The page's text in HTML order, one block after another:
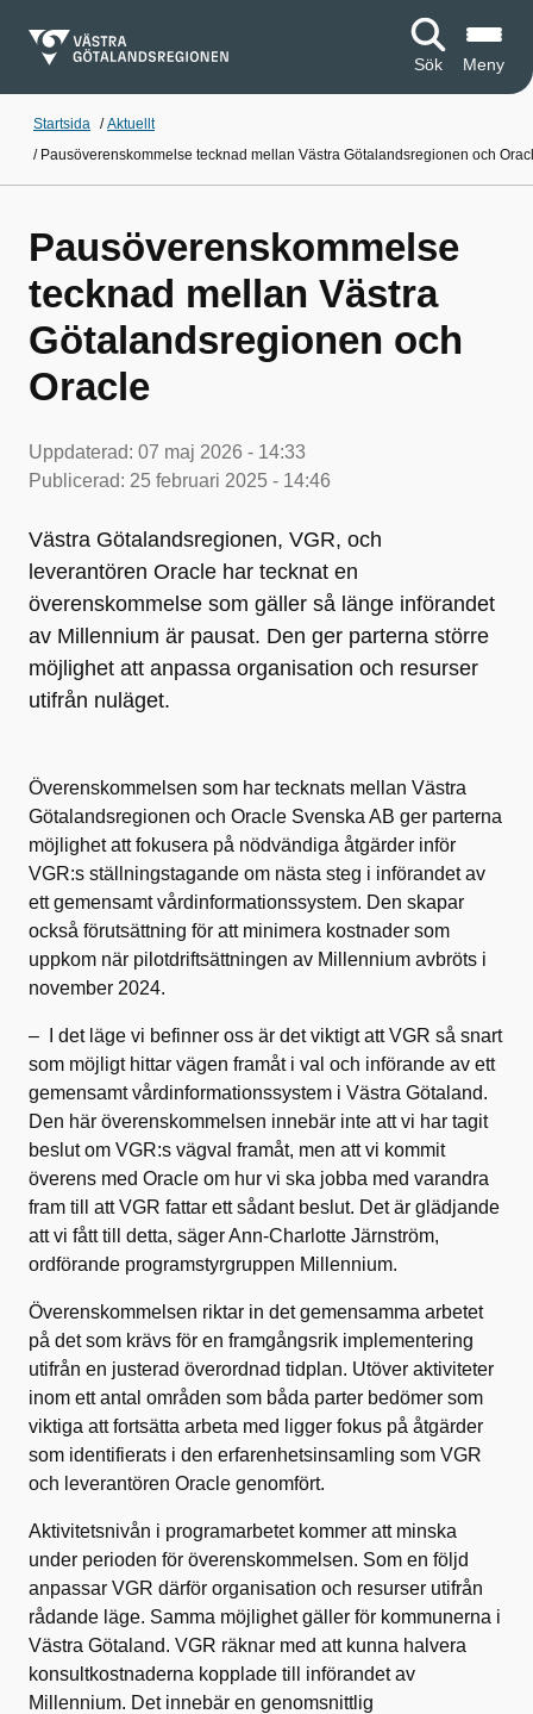
Sök Meny
Startsida /Aktuellt
/ Pausöverenskommelse tecknad mellan Västra Götalandsregionen och
Pausöverenskommelse
tecknad mellan Västra
Götalandsregionen och
Oracle
Uppdaterad: 07 maj 2026 - 14:33
Publicerad: 25 februari 2025 - 14:46
Västra Götalandsregionen, VGR, och
leverantören Oracle har tecknat en
överenskommelse som gäller så länge införandet
av Millennium är pausat. Den ger parterna större
möjlighet att anpassa organisation och resurser
utifrån nuläget.
Överenskommelsen som har tecknats mellan Västra
Götalandsregionen och Oracle Svenska AB ger parterna
möjlighet att fokusera på nödvändiga åtgärder inför
VGR:s ställningstagande om nästa steg i införandet av
ett gemensamt vårdinformationssystem. Den skapar
också förutsättning för att minimera kostnader som
uppkom när pilotdriftsättningen av Millennium avbröts i
november 2024.
– I det läge vi befinner oss är det viktigt att VGR så snart
som möjligt hittar vägen framåt i val och införande av ett
gemensamt vårdinformationssystem i Västra Götaland.
Den här överenskommelsen innebär inte att vi har tagit
beslut om VGR:s vägval framåt, men att vi kommit
överens med Oracle om hur vi ska jobba med varandra
fram till att VGR fattar ett sådant beslut. Det är glädjande
att vi fått till detta, säger Ann-Charlotte Järnström,
ordförande programstyrgruppen Millennium.
Överenskommelsen riktar in det gemensamma arbetet
på det som krävs för en framgångsrik implementering
utifrån en justerad överordnad tidplan. Utöver aktiviteter
inom ett antal områden som båda parter bedömer som
viktiga att fortsätta arbeta med ligger fokus på åtgärder
som identifierats i den erfarenhetsinsamling som VGR
och leverantören Oracle genomfört.
Aktivitetsnivån i programarbetet kommer att minska
under perioden för överenskommelsen. Som en följd
anpassar VGR därför organisation och resurser utifrån
rådande läge. Samma möjlighet gäller för kommunerna i
Västra Götaland. VGR räknar med att kunna halvera
konsultkostnaderna kopplade till införandet av
Millennium. Det innebär en genomsnittlig